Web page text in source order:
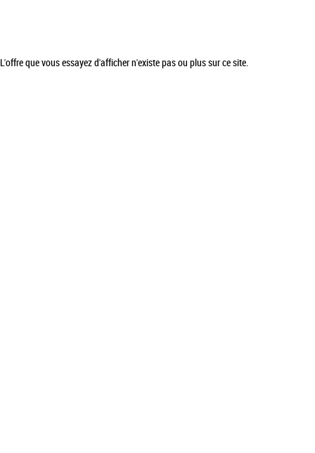
L'offre que vous essayez d'afficher n'existe pas ou plus sur ce site.